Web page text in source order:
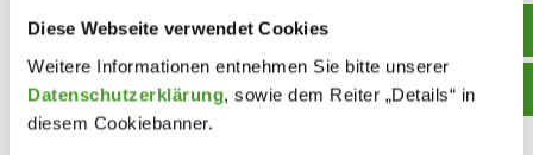
Diese Webseite verwendet Cookies
Weitere Informationen entnehmen Sie bitte unserer
Datenschutzerklärung, sowie dem Reiter „Details“ in
diesem Cookiebanner.
Freude am Sprachenlernen sowie die Möglichkeit der
internationalen Verständigung sollen dabei im Vordergrund
stehen.
Somit bleibt mir nur noch zu sagen: Go for it! – Mag.a